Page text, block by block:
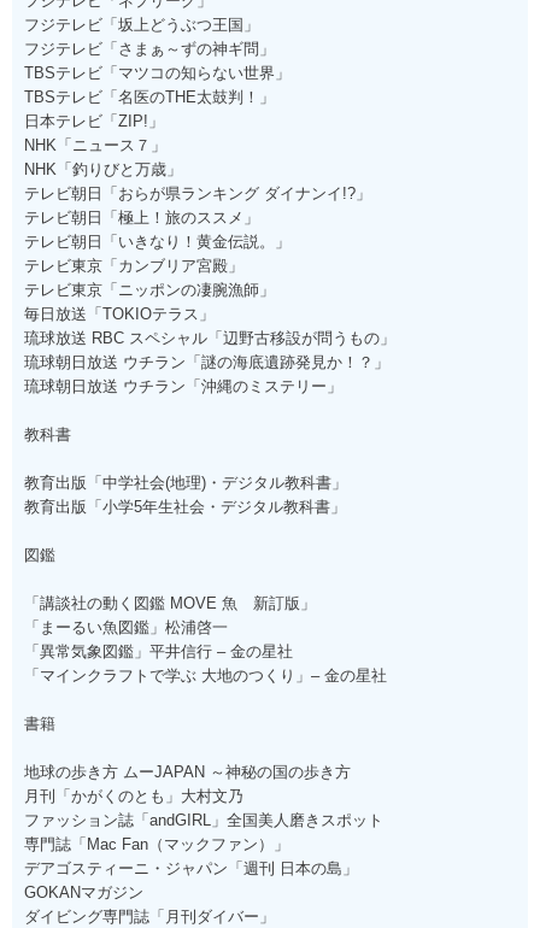
フジテレビ「坂上どうぶつ王国」
フジテレビ「さまぁ～ずの神ギ問」
TBSテレビ「マツコの知らない世界」
TBSテレビ「名医のTHE太鼓判！」
日本テレビ「ZIP!」
NHK「ニュース７」
NHK「釣りびと万歳」
テレビ朝日「おらが県ランキング ダイナンイ!?」
テレビ朝日「極上！旅のススメ」
テレビ朝日「いきなり！黄金伝説。」
テレビ東京「カンブリア宮殿」
テレビ東京「ニッポンの凄腕漁師」
毎日放送「TOKIOテラス」
琉球放送 RBC スペシャル「辺野古移設が問うもの」
琉球朝日放送 ウチラン「謎の海底遺跡発見か！？」
琉球朝日放送 ウチラン「沖縄のミステリー」
教科書
教育出版「中学社会(地理)・デジタル教科書」
教育出版「小学5年生社会・デジタル教科書」
図鑑
「講談社の動く図鑑 MOVE 魚 新訂版」
「まーるい魚図鑑」松浦啓一
「異常気象図鑑」平井信行 – 金の星社
「マインクラフトで学ぶ 大地のつくり」– 金の星社
書籍
地球の歩き方 ムーJAPAN ～神秘の国の歩き方
月刊「かがくのとも」大村文乃
ファッション誌「andGIRL」全国美人磨きスポット
専門誌「Mac Fan（マックファン）」
デアゴスティーニ・ジャパン「週刊 日本の島」
GOKANマガジン
ダイビング専門誌「月刊ダイバー」